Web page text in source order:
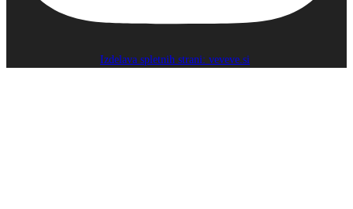
Izdelava spletnih strani: veveve.si